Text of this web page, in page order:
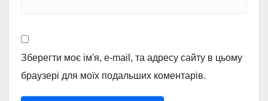
Зберегти моє ім'я, e-mail, та адресу сайту в цьому
браузері для моїх подальших коментарів.